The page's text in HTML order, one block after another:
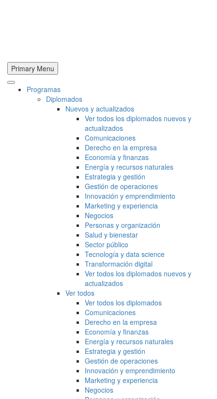
Primary Menu
Programas
Diplomados
Nuevos y actualizados
Ver todos los diplomados nuevos y
actualizados
Comunicaciones
Derecho en la empresa
Economía y finanzas
Energía y recursos naturales
Estrategia y gestión
Gestión de operaciones
Innovación y emprendimiento
Marketing y experiencia
Negocios
Personas y organización
Salud y bienestar
Sector público
Tecnología y data science
Transformación digital
Ver todos los diplomados nuevos y
actualizados
Ver todos
Ver todos los diplomados
Comunicaciones
Derecho en la empresa
Economía y finanzas
Energía y recursos naturales
Estrategia y gestión
Gestión de operaciones
Innovación y emprendimiento
Marketing y experiencia
Negocios